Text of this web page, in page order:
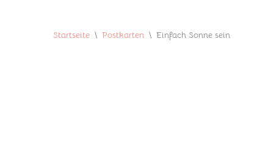
Startseite \ Postkarten \ Einfach Sonne sein